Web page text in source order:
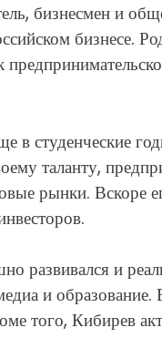
бизнесмен и
бизнесе.
студенческие
таланту,
рынки. Вскоре
развивался и
и
того, Кибирев